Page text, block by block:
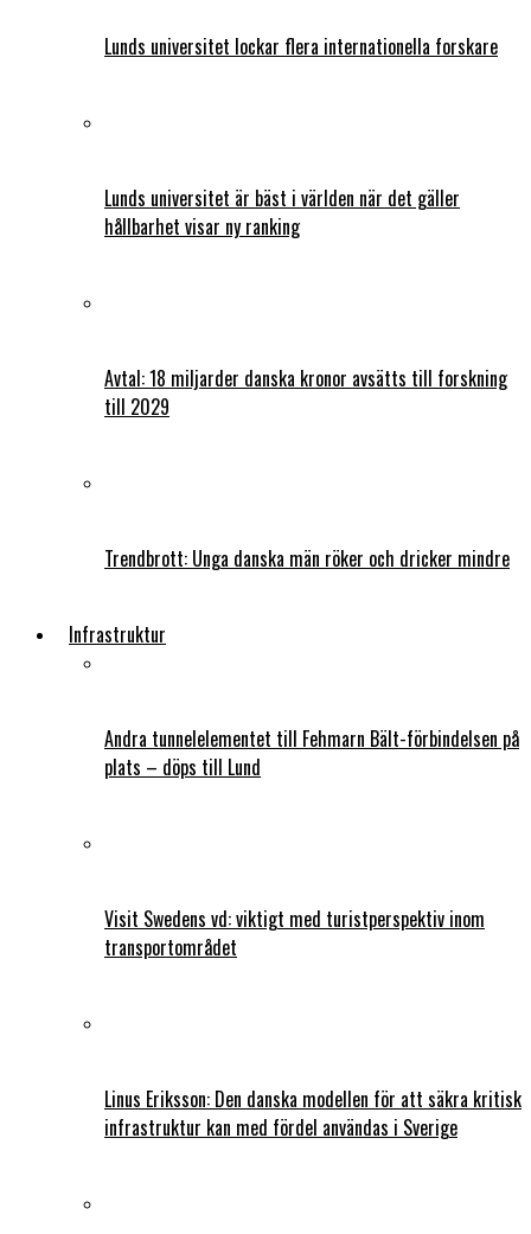
Lunds universitet lockar flera internationella forskare
Lunds universitet är bäst i världen när det gäller
hållbarhet visar ny ranking
Avtal: 18 miljarder danska kronor avsätts till forskning
till 2029
Trendbrott: Unga danska män röker och dricker mindre
Infrastruktur
Andra tunnelelementet till Fehmarn Bält-förbindelsen på
plats – döps till Lund
Visit Swedens vd: viktigt med turistperspektiv inom
transportområdet
Linus Eriksson: Den danska modellen för att säkra kritisk
infrastruktur kan med fördel användas i Sverige